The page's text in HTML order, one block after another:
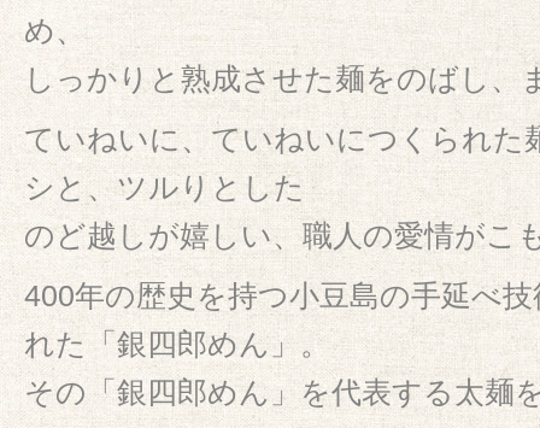
め、
しっかりと熟成させた麺をのばし、
ていねいに、ていねいにつくられた
シと、ツルりとした
のど越しが嬉しい、職人の愛情がこ
400年の歴史を持つ小豆島の手延べ
れた「銀四郎めん」。
その「銀四郎めん」を代表する太麺